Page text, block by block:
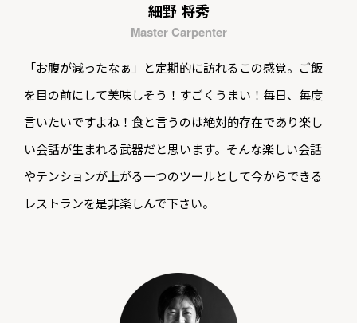
細野 将秀
Master Carpenter
「お腹が減ったなぁ」と定期的に訪れるこの感覚。ご飯
を目の前にして美味しそう！すごくうまい！毎日、毎度
言いたいですよね！食と言うのは絶対的存在であり楽し
い会話が生まれる武器だと思います。そんな楽しい会話
やテンションが上がる一つのツールとして今からできる
レストランを是非楽しんで下さい。